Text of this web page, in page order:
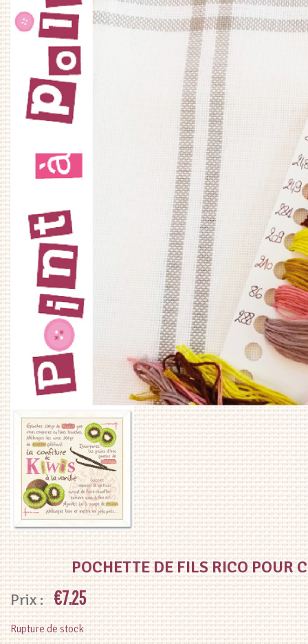
POCHETTE DE FILS RICO POUR
€7.25
Rupture de stock